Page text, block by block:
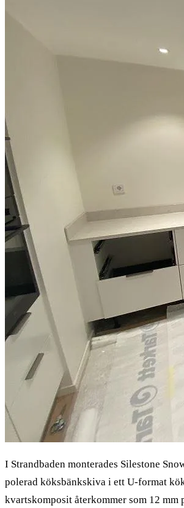
I Strandbaden monterades Silestone
polerad köksbänkskiva i ett U-format
kvartskomposit återkommer som 12 mm